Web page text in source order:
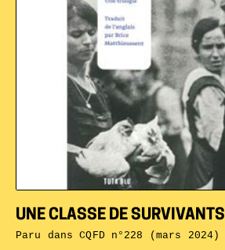
UNE CLASSE DE SURVIVANTS
Paru dansCQFD n°228 (mars 2024)